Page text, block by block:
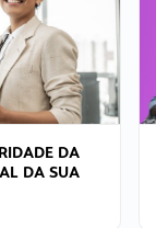
DA
DA SUA